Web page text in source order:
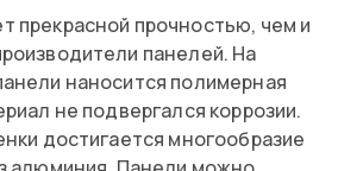
прекрасной прочностью, чем и
панелей. На
наносится полимерная
не подвергался коррозии.
достигается многообразие